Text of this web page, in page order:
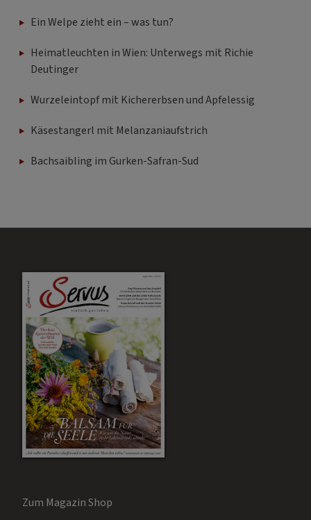
Ein Welpe zieht ein – was tun?
Heimatleuchten in Wien: Unterwegs mit Richie
Deutinger
Wurzeleintopf mit Kichererbsen und Apfelessig
Käsestangerl mit Melanzaniaufstrich
Bachsaibling im Gurken-Safran-Sud
Zum Magazin Shop